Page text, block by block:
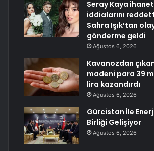
Seray Kaya ihanet
iddialarını
Sahra Işık’tan
gönderme geldi
Ağustos 6, 2026
Kavanozdan
madeni para 39
lira kazandırdı
Ağustos 6, 2026
Gürcistan İle
Birliği Gelişiyor
Ağustos 6, 2026